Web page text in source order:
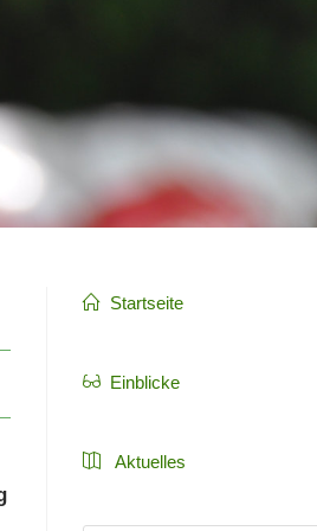
Startseite
Einblicke
Aktuelles